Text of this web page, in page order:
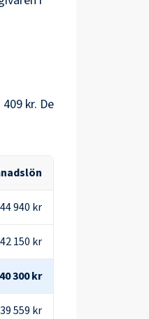
409 kr. De
44 940 kr
42 150 kr
40 300 kr
39 559 kr